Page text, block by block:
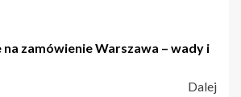
na zamówienie Warszawa – wady i
Dalej